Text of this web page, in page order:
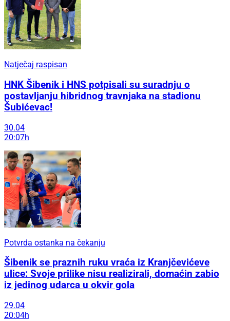
Natječaj raspisan
HNK Šibenik i HNS potpisali su suradnju o
postavljanju hibridnog travnjaka na stadionu
Šubićevac!
30.04
20:07h
Potvrda ostanka na čekanju
Šibenik se praznih ruku vraća iz Kranjčevićeve
ulice: Svoje prilike nisu realizirali, domaćin zabio
iz jedinog udarca u okvir gola
29.04
20:04h